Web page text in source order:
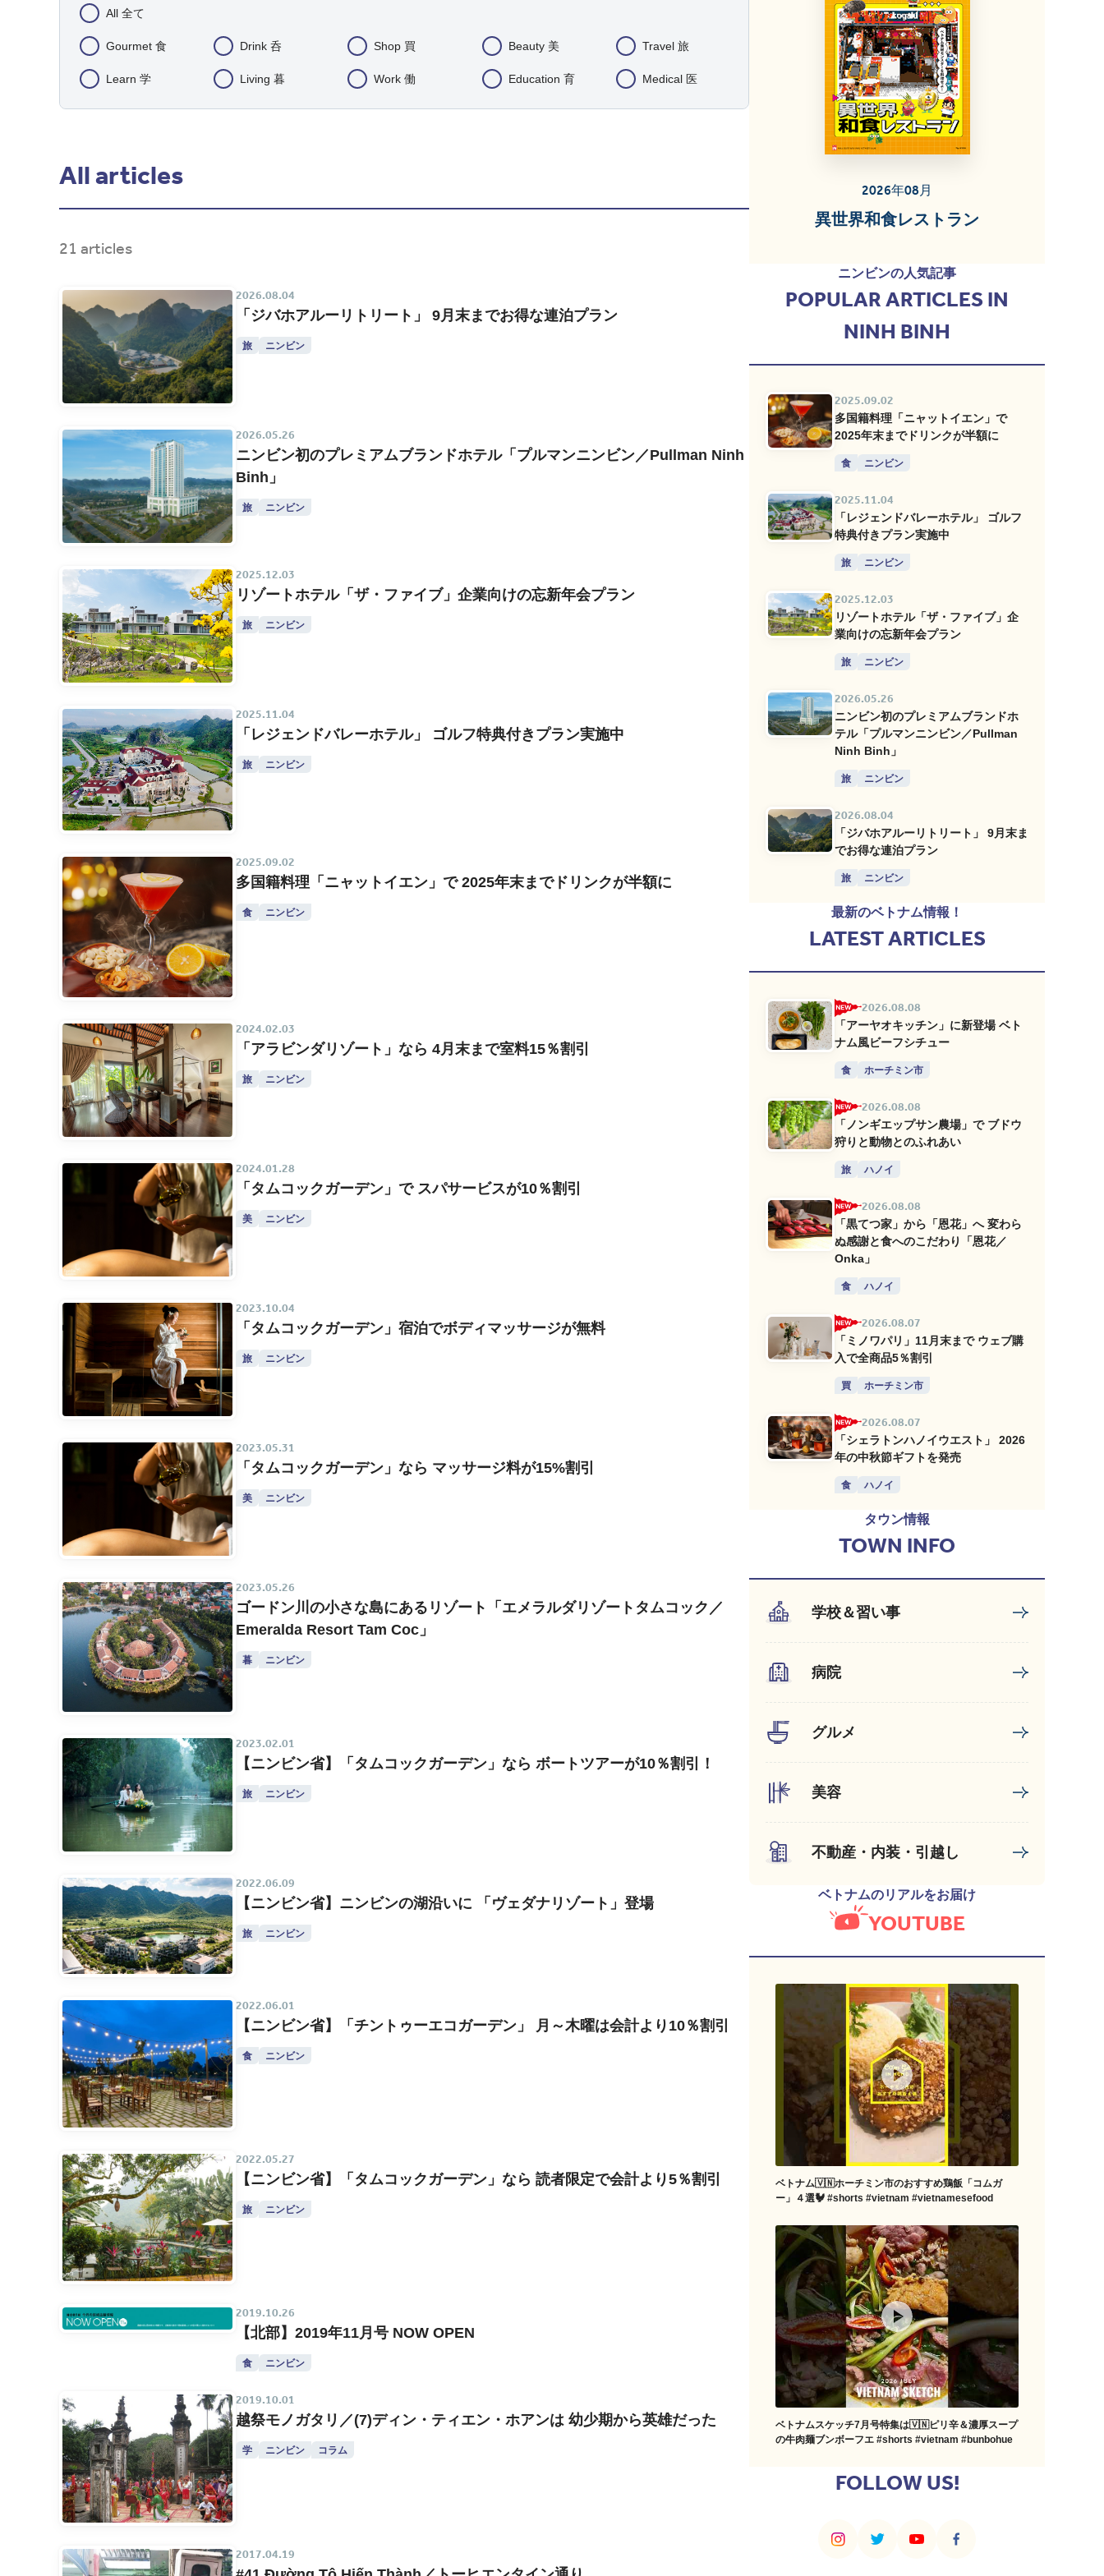
All 全て
Gourmet 食 Drink 呑 Shop 買 Beauty 美 Travel 旅
Learn 学 Living 暮 Work 働 Education 育 Medical 医
All articles
21 articles
2026.08.04
「ジバホアルーリトリート」 9月末までお得な連泊プラン
旅 ニンビン
2026.05.26
ニンビン初のプレミアムブランドホテル「プルマンニンビン／Pullman Ninh
Binh」
旅 ニンビン
2025.12.03
リゾートホテル「ザ・ファイブ」企業向けの忘新年会プラン
旅 ニンビン
2025.11.04
「レジェンドバレーホテル」 ゴルフ特典付きプラン実施中
旅 ニンビン
2025.09.02
多国籍料理「ニャットイエン」で 2025年末までドリンクが半額に
食 ニンビン
2024.02.03
「アラビンダリゾート」なら 4月末まで室料15％割引
旅 ニンビン
2024.01.28
「タムコックガーデン」で スパサービスが10％割引
美 ニンビン
2023.10.04
「タムコックガーデン」宿泊でボディマッサージが無料
旅 ニンビン
2023.05.31
「タムコックガーデン」なら マッサージ料が15%割引
美 ニンビン
2023.05.26
ゴードン川の小さな島にあるリゾート「エメラルダリゾートタムコック／
Emeralda Resort Tam Coc」
暮 ニンビン
2023.02.01
【ニンビン省】「タムコックガーデン」なら ボートツアーが10％割引！
旅 ニンビン
2022.06.09
【ニンビン省】ニンビンの湖沿いに 「ヴェダナリゾート」登場
旅 ニンビン
2022.06.01
【ニンビン省】「チントゥーエコガーデン」 月～木曜は会計より10％割引
食 ニンビン
2022.05.27
【ニンビン省】「タムコックガーデン」なら 読者限定で会計より5％割引
旅 ニンビン
2019.10.26
【北部】2019年11月号 NOW OPEN
食 ニンビン
2019.10.01
越祭モノガタリ／(7)ディン・ティエン・ホアンは 幼少期から英雄だった
学 ニンビン コラム
2017.04.19
2026年08月
異世界和食レストラン
ニンビンの人気記事
POPULAR ARTICLES IN
NINH BINH
2025.09.02
多国籍料理「ニャットイエン」で
2025年末までドリンクが半額に
食 ニンビン
2025.11.04
「レジェンドバレーホテル」 ゴルフ
特典付きプラン実施中
旅 ニンビン
2025.12.03
リゾートホテル「ザ・ファイブ」企
業向けの忘新年会プラン
旅 ニンビン
2026.05.26
ニンビン初のプレミアムブランドホ
テル「プルマンニンビン／Pullman
Ninh Binh」
旅 ニンビン
2026.08.04
「ジバホアルーリトリート」 9月末ま
でお得な連泊プラン
旅 ニンビン
最新のベトナム情報！
LATEST ARTICLES
2026.08.08
「アーヤオキッチン」に新登場 ベト
ナム風ビーフシチュー
食 ホーチミン市
2026.08.08
「ノンギエップサン農場」で ブドウ
狩りと動物とのふれあい
旅 ハノイ
2026.08.08
「黒てつ家」から「恩花」へ 変わら
ぬ感謝と食へのこだわり「恩花／
Onka」
食 ハノイ
2026.08.07
「ミノワパリ」11月末まで ウェブ購
入で全商品5％割引
買 ホーチミン市
2026.08.07
「シェラトンハノイウエスト」 2026
年の中秋節ギフトを発売
食 ハノイ
タウン情報
TOWN INFO
学校＆習い事
病院
グルメ
美容
不動産・内装・引越し
ベトナムのリアルをお届け
YOUTUBE
ベトナム🇻🇳ホーチミン市のおすすめ鶏飯「コムガ
ー」４選🐓 #shorts #vietnam #vietnamesefood
ベトナムスケッチ7月号特集は🇻🇳ピリ辛＆濃厚スープ
の牛肉麺ブンボーフエ #shorts #vietnam #bunbohue
FOLLOW US!